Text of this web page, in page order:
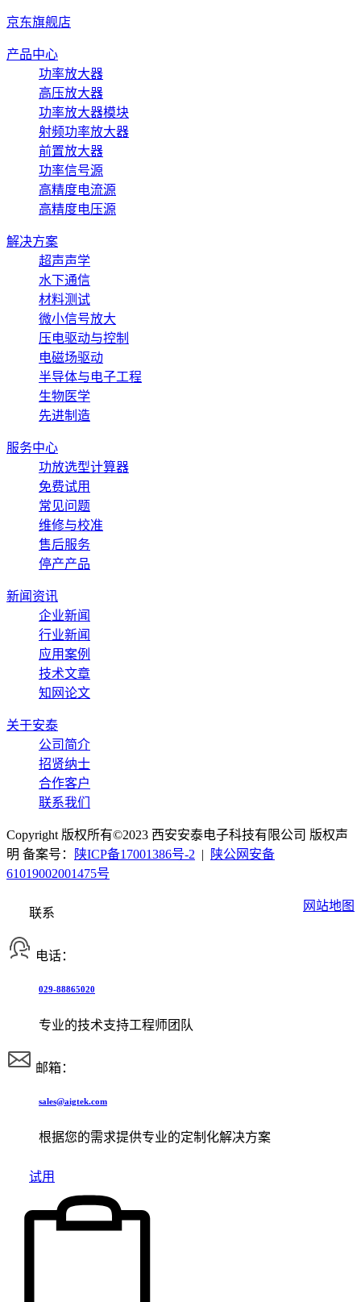
京东旗舰店
产品中心
功率放大器
高压放大器
功率放大器模块
射频功率放大器
前置放大器
功率信号源
高精度电流源
高精度电压源
解决方案
超声声学
水下通信
材料测试
微小信号放大
压电驱动与控制
电磁场驱动
半导体与电子工程
生物医学
先进制造
服务中心
功放选型计算器
免费试用
常见问题
维修与校准
售后服务
停产产品
新闻资讯
企业新闻
行业新闻
应用案例
技术文章
知网论文
关于安泰
公司简介
招贤纳士
合作客户
联系我们
Copyright 版权所有©2023 西安安泰电子科技有限公司 版权声
明 备案号：
陕ICP备17001386号-2 |
陕公网安备
61019002001475号
网站地图
联系
电话：
029-88865020
专业的技术支持工程师团队
邮箱：
sales@aigtek.com
根据您的需求提供专业的定制化解决方案
试用